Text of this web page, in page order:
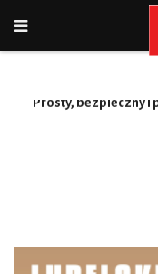
Prosty, bezpieczny i